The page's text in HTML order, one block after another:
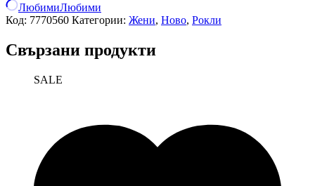
ЛюбимиЛюбими
Код: 7770560 Категории: Жени, Ново, Рокли
Свързани продукти
SALE